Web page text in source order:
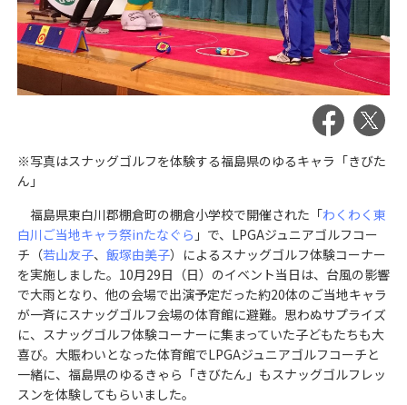
※写真はスナッグゴルフを体験する福島県のゆるキャラ「きびた
ん」
福島県東白川郡棚倉町の棚倉小学校で開催された「わくわく東
白川ご当地キャラ祭inたなぐら 」で、LPGAジュニアゴルフコー
チ（若山友子、 飯塚由美子）によるスナッグゴルフ体験コーナー
を実施しました。10月29日（日）のイベント当日は、台風の影響
で大雨となり、他の会場で出演予定だった約20体のご当地キャラ
が一斉にスナッグゴルフ会場の体育館に避難。思わぬサプライズ
に、スナッグゴルフ体験コーナーに集まっていた子どもたちも大
喜び。大賑わいとなった体育館でLPGAジュニアゴルフコーチと
一緒に、福島県のゆるきゃら「きびたん」もスナッグゴルフレッ
スンを体験してもらいました。